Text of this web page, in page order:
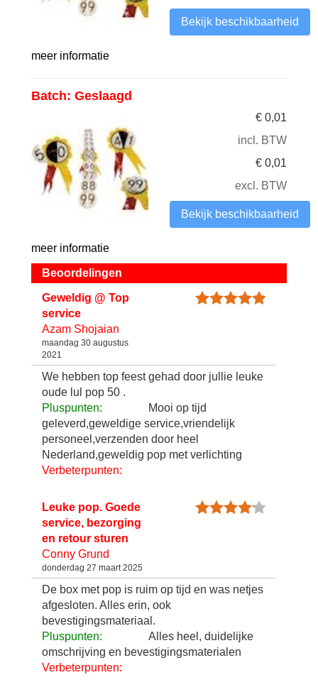
Bekijk beschikbaarheid
meer informatie
Batch: Geslaagd
€ 0,01
incl. BTW
€ 0,01
excl. BTW
Bekijk beschikbaarheid
meer informatie
Beoordelingen
Geweldig @ Top
service
Azam Shojaian
maandag 30 augustus
2021
We hebben top feest gehad door jullie leuke
oude lul pop 50 .
Pluspunten:
Mooi op tijd
geleverd,geweldige service,vriendelijk
personeel,verzenden door heel
Nederland,geweldig pop met verlichting
Verbeterpunten:
Leuke pop. Goede
service, bezorging
en retour sturen
Conny Grund
donderdag 27 maart 2025
De box met pop is ruim op tijd en was netjes
afgesloten. Alles erin, ook
bevestigingsmateriaal.
Pluspunten:
Alles heel, duidelijke
omschrijving en bevestigingsmaterialen
Verbeterpunten: